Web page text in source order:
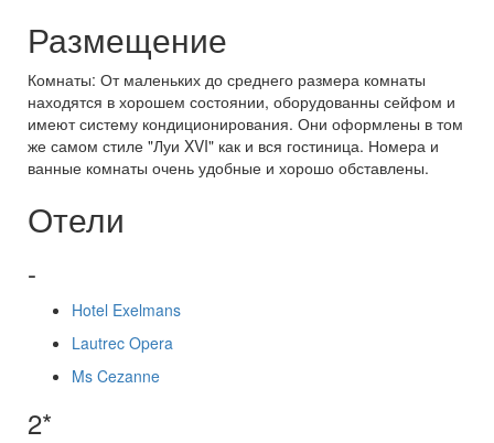
Размещение
Комнаты: От маленьких до среднего размера комнаты
находятся в хорошем состоянии, оборудованны сейфом и
имеют систему кондиционирования. Они оформлены в том
же самом стиле "Луи XVI" как и вся гостиница. Номера и
ванные комнаты очень удобные и хорошо обставлены.
Отели
-
Hotel Exelmans
Lautrec Opera
Ms Cezanne
2*